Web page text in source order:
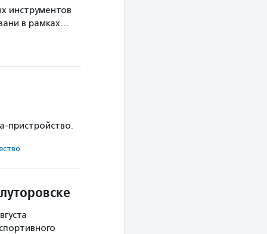
инструментов
в рамках…
пристройство.